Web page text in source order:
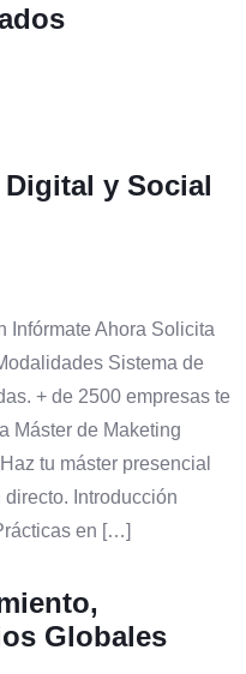
y Social
Infórmate Ahora Solicita
Sistema de
+ de 2500 empresas te
Máster de Maketing
tu máster presencial
Introducción
en […]
Globales